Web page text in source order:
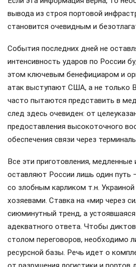
вывода из строя портовой
становится очевидным и
События последних дней не
интенсивность ударов по России
этом ключевым бенефициаром и
атак выступают США, а не только
часто пытаются представить в
след здесь очевиден: от
предоставления высокоточного
обеспечения связи через
Все эти приготовления,
оставляют России лишь один путь
со злобным карликом т.н.
хозяевами. Ставка на «мир через
сиюминутный тренд, а
адекватного ответа. Чтобы
столом переговоров, необходимо
ресурсной базы. Речь идет о